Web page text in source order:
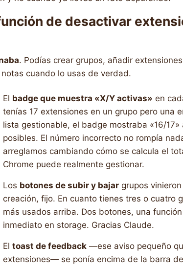
de desactivar
. Podías crear grupos, añadir
cuando lo usas de verdad.
El badge que muestra «X/Y activas» en
tenías 17 extensiones en un grupo pero una
lista gestionable, el badge mostraba «16/
posibles. El número incorrecto no rompía
arreglamos cambiando cómo se calcula el
Chrome puede realmente gestionar.
Los botones de subir y bajar grupos
creación, fijo. En cuanto tienes tres o cuatro
más usados arriba. Dos botones, una
inmediato en storage. Gracias Claude.
El toast de feedback —ese aviso pequeño
extensiones— se ponía encima de la barra